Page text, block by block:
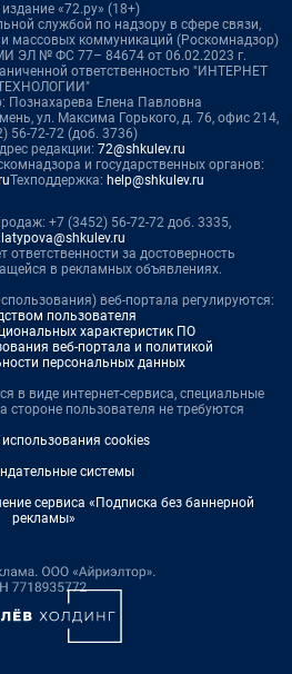
«72.ру» (18+)
службой по надзору в сфере связи,
массовых коммуникаций (Роскомнадзор)
ЭЛ № ФС 77– 84674 от 06.02.2023 г.
ответственностью "ИНТЕРНЕТ
Познахарева Елена Павловна
ул. Максима Горького, д. 76, офис 214,
56-72-72 (доб. 3736)
редакции: 72@shkulev.ru
и государственных органов:
Техподдержка: help@shkulev.ru
+7 (3452) 56-72-72 доб. 3335,
ответственности за достоверность
в рекламных объявлениях.
веб-портала регулируются:
пользователя
характеристик ПО
веб-портала и политикой
персональных данных
в виде интернет-сервиса, специальные
стороне пользователя не требуются
cookies
системы
сервиса «Подписка без баннерной
рекламы»